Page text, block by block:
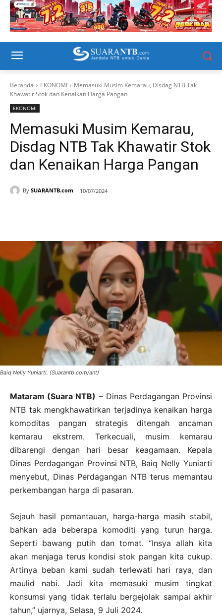
Beranda EKONOMI
Memasuki Musim Kemarau, Disdag NTB Tak
Khawatir Stok dan Kenaikan Harga Pangan
EKONOMI
Memasuki Musim Kemarau,
Disdag NTB Tak Khawatir Stok
dan Kenaikan Harga Pangan
By SUARANTB.com 10/07/2024
Baiq Nelly Yuniarti. (Suarantb.com/ant)
Mataram (Suara NTB) – Dinas Perdagangan Provinsi
NTB tak mengkhawatirkan terjadinya kenaikan harga
komoditas pangan strategis ditengah ancaman
kemarau ekstrem. Terkecuali, musim kemarau
dibarengi dengan hari besar keagamaan. Kepala
Dinas Perdagangan Provinsi NTB, Baiq Nelly Yuniarti
menyebut, Dinas Perdagangan NTB terus memantau
perkembangan harga di pasaran.
Sejauh hasil pemantauan, harga-harga masih stabil,
bahkan ada beberapa komoditi yang turun harga.
Seperti bawang putih dan tomat. “Insya allah kita
akan menjaga terus kondisi stok pangan kita cukup.
Artinya beban kami sudah terlewati hari raya, dan
maulid nabi. Jadi kita memasuki musim tingkat
konsumsi yang tidak terlalu bergejolak sampai akhir
tahun,” ujarnya, Selasa, 9 Juli 2024.